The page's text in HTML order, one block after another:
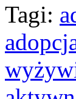
Tagi: